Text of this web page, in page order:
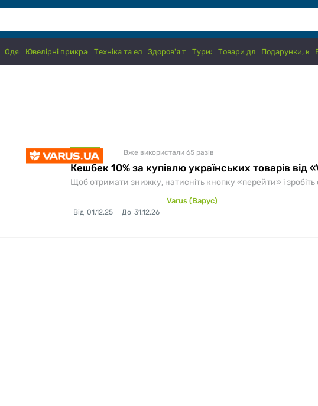
Одяг Ювелірні прикраси, годинники
Техніка та електронікаЗдоров'я та краса
ТуризмТовари для дітейПодарунки,
знижка Вже використали 65 разів
Кешбек 10% за купівлю українських товарів від
Щоб отримати знижку, натисніть кнопку «перейти» і зробіть
Від 01.12.25 До 31.12.26
Varus (Варус)